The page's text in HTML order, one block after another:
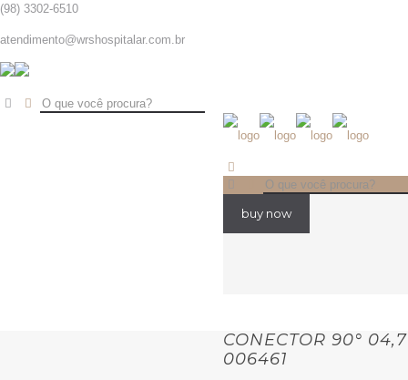
(98) 3302-6510
atendimento@wrshospitalar.com.br
buy now
CONECTOR 90°
006461